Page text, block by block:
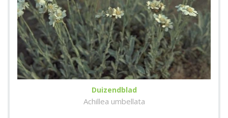
Duizendblad
Achillea umbellata